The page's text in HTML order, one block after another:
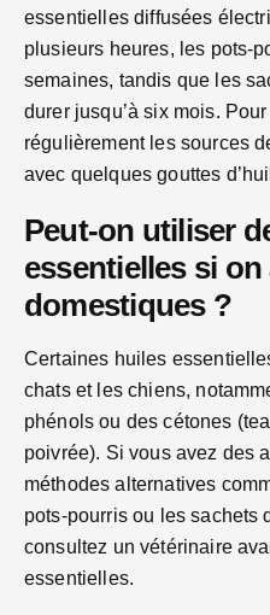
essentielles diffusées
plusieurs heures, les pots-
semaines, tandis que les
durer jusqu’à six mois.
régulièrement les sources
avec quelques gouttes
Peut-on utiliser
essentielles si
domestiques ?
Certaines huiles
chats et les chiens,
phénols ou des cétones
poivrée). Si vous avez des
méthodes alternatives
pots-pourris ou les sachets
consultez un vétérinaire
essentielles.